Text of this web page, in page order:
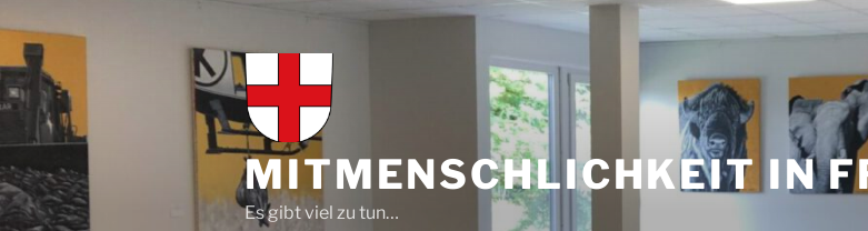
Inhalt
springen
MITMENSCHLICHKEIT IN
Es gibt viel zu tun…